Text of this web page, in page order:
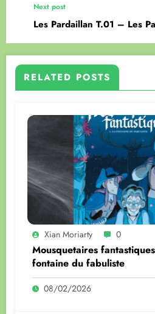
Next post
Les Pardaillan T.01 – Les
RELATED POSTS
Xian Moriarty 0
Mousquetaires
fontaine du fabuliste
08/02/2026